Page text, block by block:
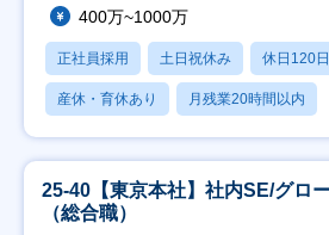
400万~1000万
正社員採用 土日祝休み 休日120
産休・育休あり 月残業20時間以内
25-40【東京本社】社内SE/グロ
（総合職）